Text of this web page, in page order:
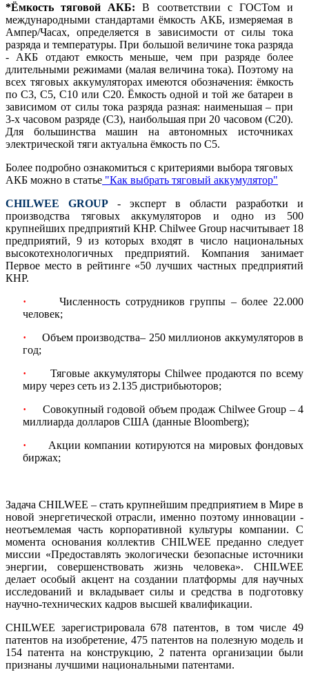
*Ёмкость тяговой АКБ:В соответствии с ГОСТом и
международными стандартами ёмкость АКБ, измеряемая в
Ампер/Часах, определяется в зависимости от силы тока
разряда и температуры. При большой величине тока разряда
- АКБ отдают емкость меньше, чем при разряде более
длительными режимами (малая величина тока). Поэтому на
всех тяговых аккумуляторах имеются обозначения: ёмкость
по С3, С5, С10 или С20. Ёмкость одной и той же батареи в
зависимом от силы тока разряда разная: наименьшая – при
3-х часовом разряде (С3), наибольшая при 20 часовом (С20).
Для большинства машин на автономных источниках
электрической тяги актуальна ёмкость по С5.
Более подробно ознакомиться с критериями выбора тяговых
АКБ можно в статье "Как выбрать тяговый аккумулятор"
CHILWEE GROUP - эксперт в области разработки и
производства тяговых аккумуляторов и одно из 500
крупнейших предприятий КНР. Chilwee Group насчитывает 18
предприятий, 9 из которых входят в число национальных
высокотехнологичных предприятий. Компания занимает
Первое место в рейтинге «50 лучших частных предприятий
КНР.
·
Численность сотрудников группы – более 22.000
человек;
·
Объем производства– 250 миллионов аккумуляторов в
год;
·
Тяговые аккумуляторы Chilwee продаются по всему
миру через сеть из 2.135 дистрибьюторов;
·
Совокупный годовой объем продаж Chilwee Group – 4
миллиарда долларов США (данные Bloomberg);
·
Акции компании котируются на мировых фондовых
биржах;
Задача CHILWEE – стать крупнейшим предприятием в Мире в
новой энергетической отрасли, именно поэтому инновации -
неотъемлемая часть корпоративной культуры компании. С
момента основания коллектив CHILWEE преданно следует
миссии «Предоставлять экологически безопасные источники
энергии, совершенствовать жизнь человека». CHILWEE
делает особый акцент на создании платформы для научных
исследований и вкладывает силы и средства в подготовку
научно-технических кадров высшей квалификации.
CHILWEE зарегистрировала 678 патентов, в том числе 49
патентов на изобретение, 475 патентов на полезную модель и
154 патента на конструкцию, 2 патента организации были
признаны лучшими национальными патентами.